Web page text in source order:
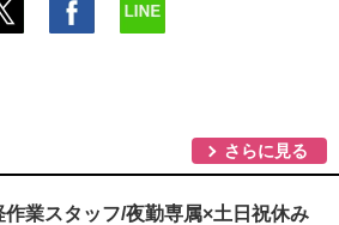
さらに見る
業スタッフ/夜勤専属×土日祝休み